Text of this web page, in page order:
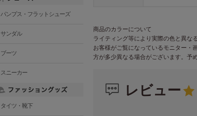
商品のカラーについて
ライティング等により実際の色と異な
お客様がご覧になっているモニター・
方が多少異なる場合がございます。予
レビュー
パンプス・フラットシューズ
サンダル
ブーツ
スニーカー
タイツ・靴下